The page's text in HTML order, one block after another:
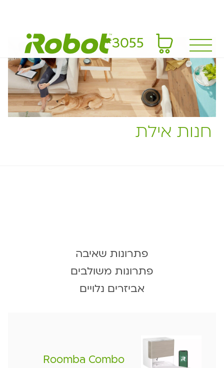
*3055
חנות אילת
פתרונות שאיבה
פתרונות משולבים
אביזרים נלויים
Roomba Combo